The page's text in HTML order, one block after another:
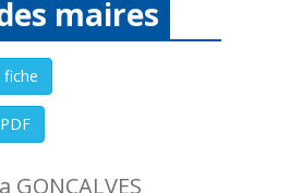
maires
GONCALVES